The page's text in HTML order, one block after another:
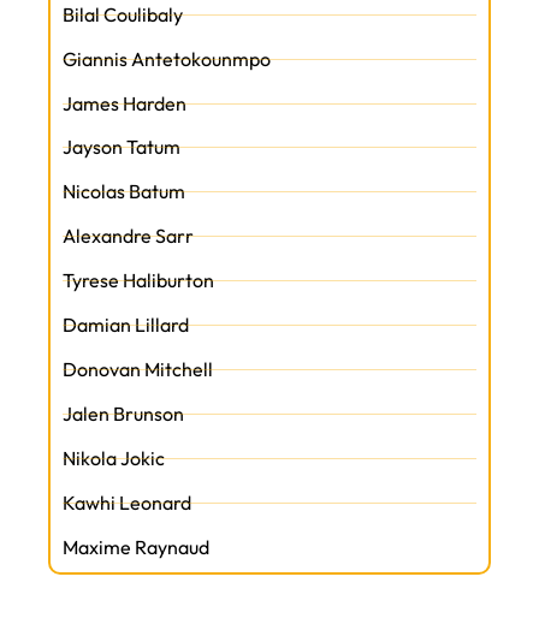
Bilal Coulibaly
Giannis Antetokounmpo
James Harden
Jayson Tatum
Nicolas Batum
Alexandre Sarr
Tyrese Haliburton
Damian Lillard
Donovan Mitchell
Jalen Brunson
Nikola Jokic
Kawhi Leonard
Maxime Raynaud